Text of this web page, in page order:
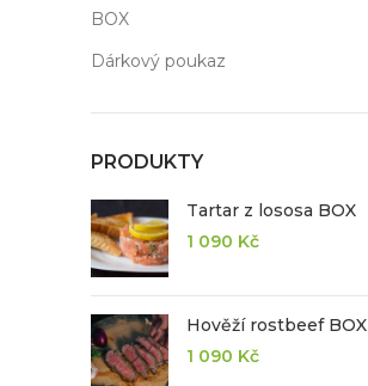
BOX
Dárkový poukaz
PRODUKTY
Tartar z lososa BOX
1 090 Kč
Hověží rostbeef BOX
1 090 Kč